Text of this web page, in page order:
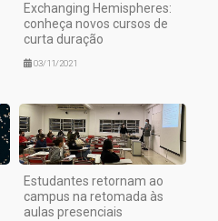
Exchanging Hemispheres:
conheça novos cursos de
curta duração
03/11/2021
Estudantes retornam ao
campus na retomada às
aulas presenciais